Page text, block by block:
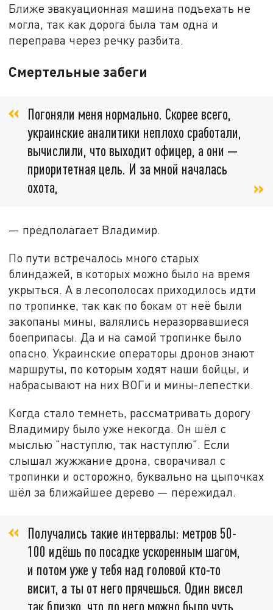
Ближе эвакуационная машина подъехать не
могла, так как дорога была там одна и
переправа через речку разбита.
Смертельные забеги
Погоняли меня нормально. Скорее всего,
украинские аналитики неплохо сработали,
вычислили, что выходит офицер, а они —
приоритетная цель. И за мной началась
охота,
— предполагает Владимир.
По пути встречалось много старых
блиндажей, в которых можно было на время
укрыться. А в лесополосах приходилось идти
по тропинке, так как по бокам от неё были
закопаны мины, валялись неразорвавшиеся
боеприпасы. Да и на самой тропинке было
опасно. Украинские операторы дронов знают
маршруты, по которым ходят наши бойцы, и
набрасывают на них ВОГи и мины-лепестки.
Когда стало темнеть, рассматривать дорогу
Владимиру было уже некогда. Он шёл с
мыслью "наступлю, так наступлю". Если
слышал жужжание дрона, сворачивал с
тропинки и осторожно, буквально на цыпочках
шёл за ближайшее дерево — пережидал.
Получались такие интервалы: метров 50-
100 идёшь по посадке ускоренным шагом,
и потом уже у тебя над головой кто-то
висит, а ты от него прячешься. Один висел
так близко, что до него можно было чуть